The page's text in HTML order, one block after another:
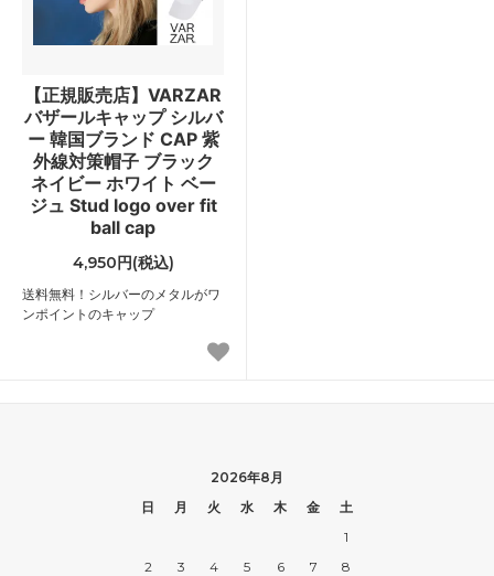
【正規販売店】VARZAR
バザールキャップ シルバ
ー 韓国ブランド CAP 紫
外線対策帽子 ブラック
ネイビー ホワイト ベー
ジュ Stud logo over fit
ball cap
4,950円(税込)
送料無料！シルバーのメタルがワ
ンポイントのキャップ
2026年8月
日
月 火 水 木 金
土
1
2
3 4 5 6 7
8